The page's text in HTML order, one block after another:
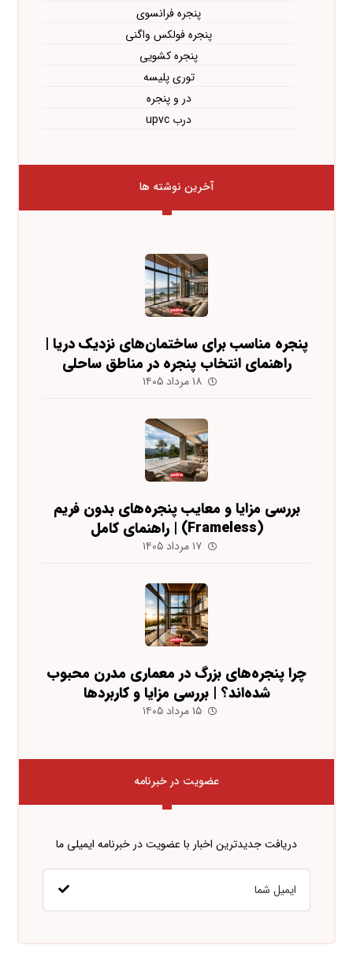
پنجره فرانسوی
پنجره فولکس واگنی
پنجره کشویی
توری پلیسه
در و پنجره
درب upvc
آخرین نوشته ها
پنجره مناسب برای ساختمان‌های نزدیک دریا |
راهنمای انتخاب پنجره در مناطق ساحلی
۱۸ مرداد ۱۴۰۵
بررسی مزایا و معایب پنجره‌های بدون فریم
(Frameless) | راهنمای کامل
۱۷ مرداد ۱۴۰۵
چرا پنجره‌های بزرگ در معماری مدرن محبوب
شده‌اند؟ | بررسی مزایا و کاربردها
۱۵ مرداد ۱۴۰۵
عضویت در خبرنامه
دریافت جدیدترین اخبار با عضویت در خبرنامه ایمیلی ما